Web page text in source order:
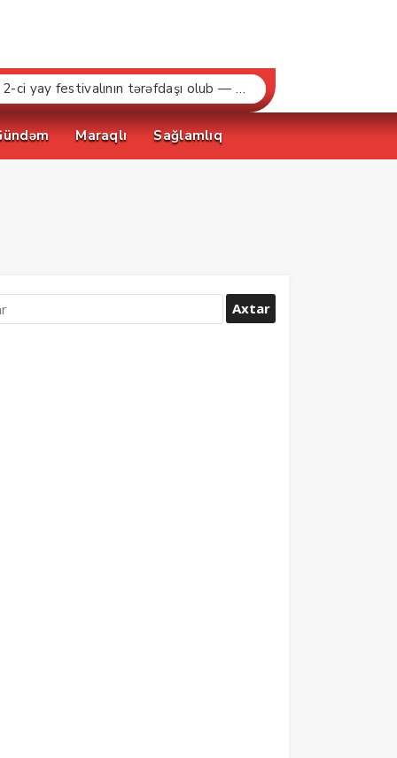
“Bakcell» və Gənclər Fondu «İnnovasiya və Süni İntellekt» üzrə təqaüd proqramının qalibləri ilə görüş keçirib
Maraqlı Sağlamlıq